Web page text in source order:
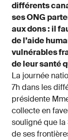
différents
ses ONG
aux dons : il
de l’aide
vulnérables
de leur santé
La journée
7h dans les
présidente
collecte en
souligné que
de ses